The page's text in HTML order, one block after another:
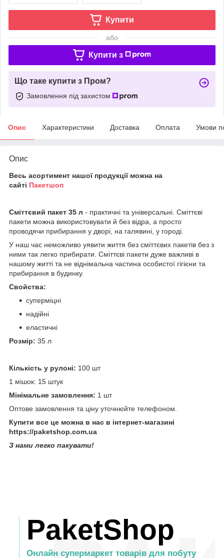
Купити
або
Купити з
Що таке купити з Пром?
Замовлення під захистом
Опис Характеристики Доставка Оплата Умови
Опис
Весь асортимент нашої продукції можна на
сайті Пакетшоп
Сміттєвий пакет 35 л - практичні та універсальні. Сміттєві
пакети можна використовувати й без відра, а просто
проводячи прибирання у дворі, на галявині, у городі.
У наш час неможливо уявити життя без сміттєвих пакетів без з
ними так легко прибирати. Сміттєві пакети дуже важливі в
нашому житті та не віднімальна частина особистої гігієни та
прибирання в будинку.
Свойства:
суперміцні
надійні
еластичні
Розмір: 35 л
Кількість у рулоні: 100 шт
1 мішок: 15 штук
Мінімальне замовлення: 1 шт
Оптове замовлення та ціну уточнюйте телефоном.
Купити все це можна в нас в інтернет-магазині
https://paketshop.com.ua
З нами легко пакувати!
PaketShop
Онлайн супермаркет товарів для побуту